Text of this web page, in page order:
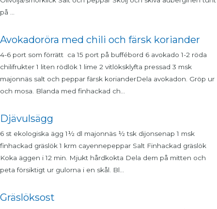
på ...
Avokadoröra med chili och färsk koriander
4-6 port som förrätt ca 15 port på buffébord 6 avokado 1-2 röda
chilifrukter 1 liten rödlök 1 lime 2 vitlöksklyfta pressad 3 msk
majonnäs salt och peppar färsk korianderDela avokadon. Gröp ur
och mosa. Blanda med finhackad ch...
Djävulsägg
6 st ekologiska ägg 1½ dl majonnäs ½ tsk dijonsenap 1 msk
finhackad gräslök 1 krm cayennepeppar Salt Finhackad gräslök
Koka äggen i 12 min. Mjukt hårdkokta Dela dem på mitten och
peta försiktigt ur gulorna i en skål. Bl...
Gräslöksost